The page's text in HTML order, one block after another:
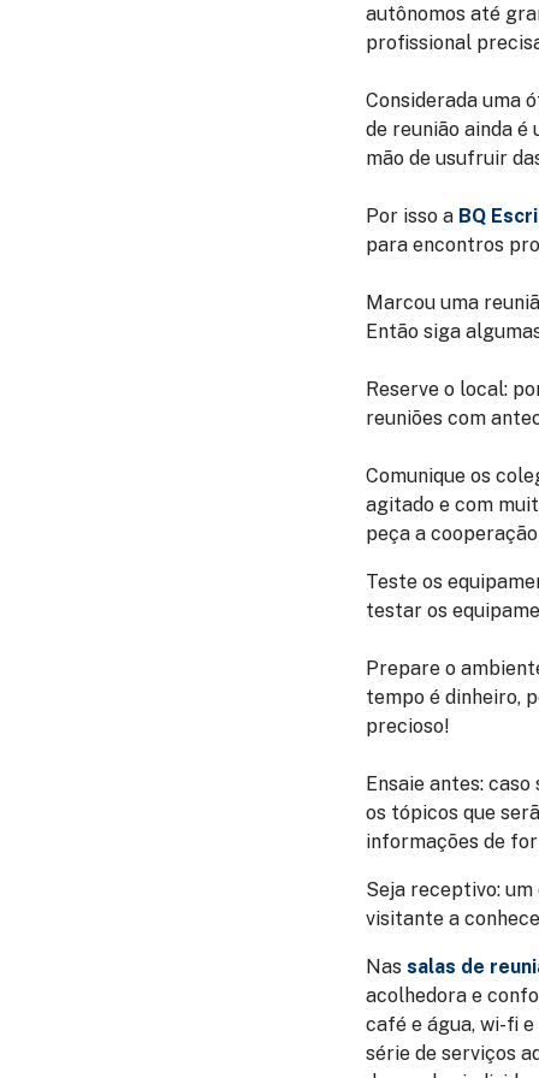
autônomos até
profissional
Considerada uma
de reunião ainda
mão de usufruir
Por isso a BQ
para encontros
Marcou uma
Então siga
Reserve o local:
reuniões com
Comunique os
agitado e com
peça a
Teste os
testar os
Prepare o
tempo é dinheiro,
precioso!
Ensaie antes: caso
os tópicos que
informações de
Seja receptivo: um
visitante a
Nas salas de
acolhedora e
café e água, wi-fi
série de serviços